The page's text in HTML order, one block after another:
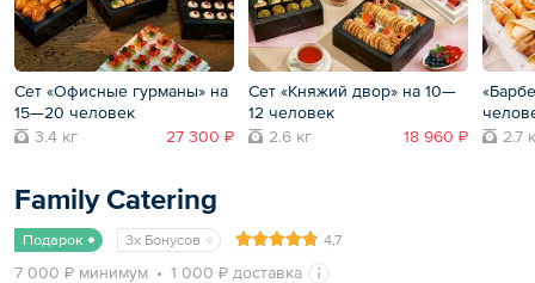
Сет «Офисные гурманы» на
15—20 человек
3.4 кг
27 300 ₽
Сет «Княжий двор» на 10—
12 человек
2.6 кг
18 960 ₽
2.7
Family Catering
Подарок 3x Бонусов 4,7
7 000 ₽ минимум 1 000 ₽ доставка